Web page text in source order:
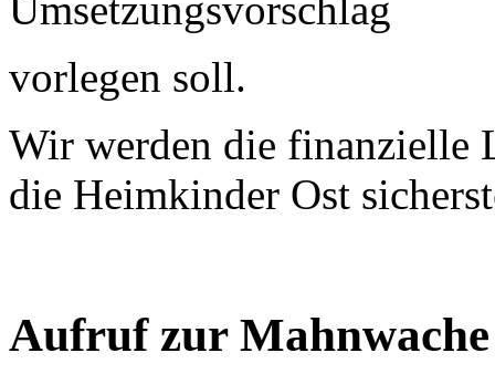
vorlegen soll.
Wir werden die finanzielle
die Heimkinder Ost
Aufruf zur Mahnwache